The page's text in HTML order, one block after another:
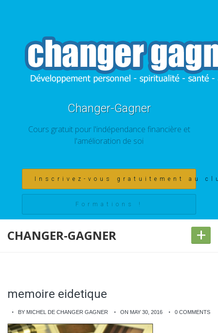
Changer-Gagner
Cours gratuit pour l'indépendance financière et
l'amélioration de soi
Inscrivez-vous gratuitement au
Formations !
CHANGER-GAGNER +
memoire eidetique
BY MICHEL DE CHANGER GAGNER ON MAY 30, 2016 0 COMMENTS